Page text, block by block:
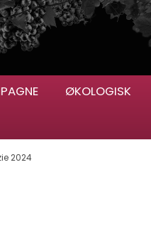
ØKOLOGISK
2024